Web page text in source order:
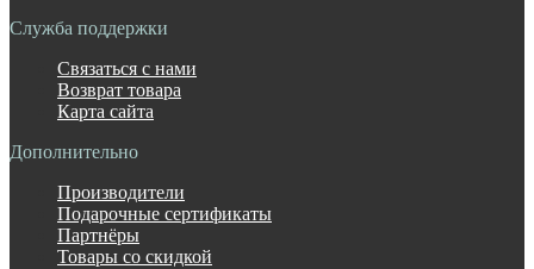
Служба поддержки
Связаться с нами
Возврат товара
Карта сайта
Дополнительно
Производители
Подарочные сертификаты
Партнёры
Товары со скидкой